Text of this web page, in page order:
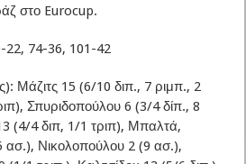
στο Eurocup.
22, 74-36, 101-42
15 (6/10 διπ., 7 ριμπ., 2
Σπυριδοπούλου 6 (3/4 δίπ., 8
(4/4 διπ, 1/1 τριπ), Μπαλτά,
ασ.), Νικολοπούλου 2 (9 ασ.),